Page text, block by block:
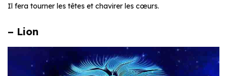
Il fera tourner les têtes et chavirer les cœurs.
– Lion